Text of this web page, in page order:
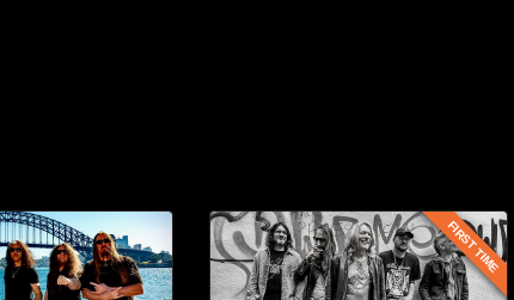
FIRST TIME